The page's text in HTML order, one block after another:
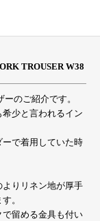
TROUSER W38
のご紹介です。
少と言われるイン
で着用していた時
りリネン地が厚手
。
留める金具も付い